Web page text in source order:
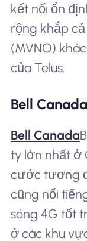
kết nối ổn
rộng khắp
(MVNO)
của Telus.
Bell Canada
Bell Canada
ty lớn nhất ở
cước tương
cũng nổi
sóng 4G tốt
ở các khu